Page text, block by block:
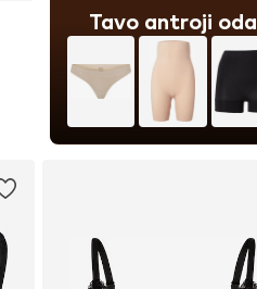
Tavo antroji oda